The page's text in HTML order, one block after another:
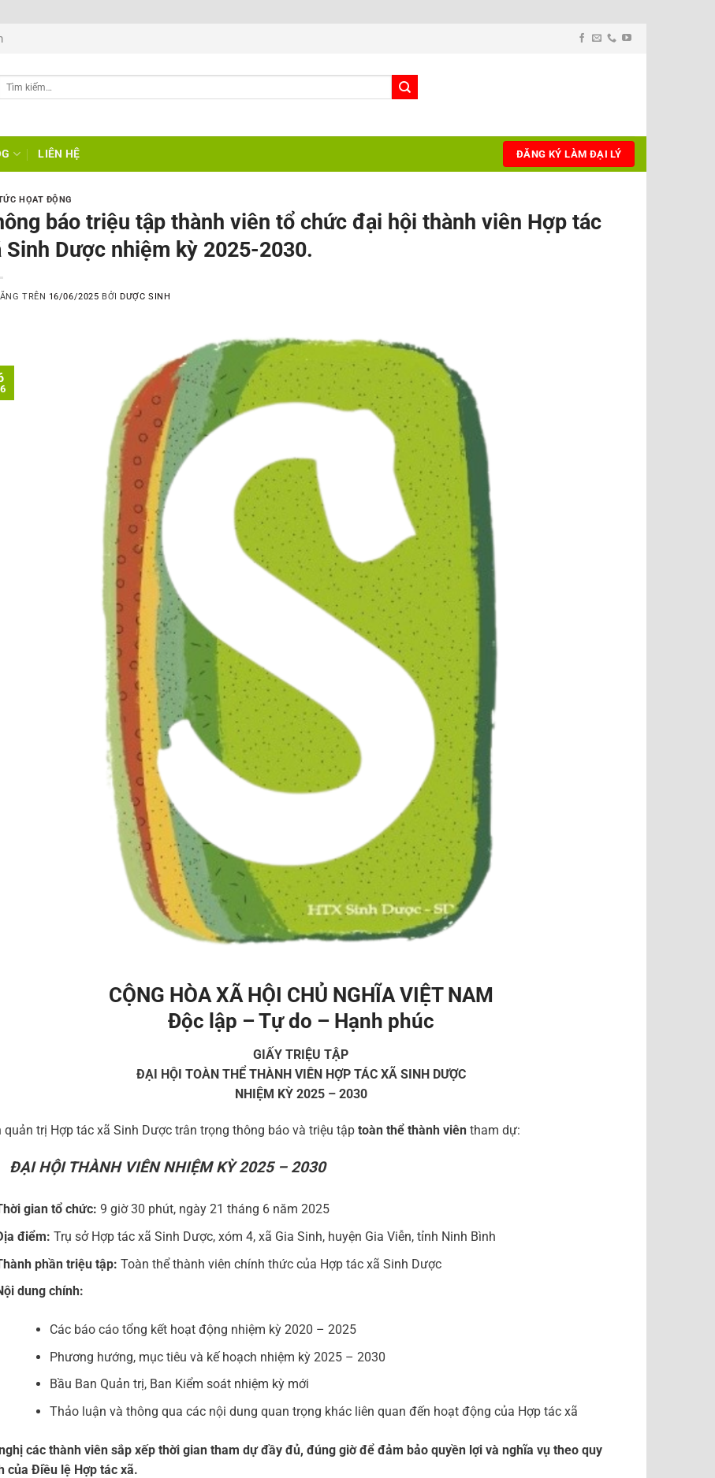
LIÊN HỆ ĐĂNG KÝ LÀM ĐẠI LÝ
HỌAT ĐỘNG
báo triệu tập thành viên tổ chức đại hội thành viên Hợp tác
Sinh Dược nhiệm kỳ 2025-2030.
TRÊN 16/06/2025 BỞIDƯỢC SINH
CỘNG HÒA XÃ HỘI CHỦ NGHĨA VIỆT NAM
Độc lập – Tự do – Hạnh phúc
GIẤY TRIỆU TẬP
ĐẠI HỘI TOÀN THỂ THÀNH VIÊN HỢP TÁC XÃ SINH DƯỢC
NHIỆM KỲ 2025 – 2030
quản trị Hợp tác xã Sinh Dược trân trọng thông báo và triệu tập toàn thể thành viêntham dự:
ĐẠI HỘI THÀNH VIÊN NHIỆM KỲ 2025 – 2030
gian tổ chức: 9 giờ 30 phút, ngày 21 tháng 6 năm 2025
điểm: Trụ sở Hợp tác xã Sinh Dược, xóm 4, xã Gia Sinh, huyện Gia Viễn, tỉnh Ninh Bình
phần triệu tập: Toàn thể thành viên chính thức của Hợp tác xã Sinh Dược
dung chính:
Các báo cáo tổng kết hoạt động nhiệm kỳ 2020 – 2025
Phương hướng, mục tiêu và kế hoạch nhiệm kỳ 2025 – 2030
Bầu Ban Quản trị, Ban Kiểm soát nhiệm kỳ mới
Thảo luận và thông qua các nội dung quan trọng khác liên quan đến hoạt động của Hợp tác xã
các thành viên sắp xếp thời gian tham dự đầy đủ, đúng giờ để đảm bảo quyền lợi và nghĩa vụ theo quy
của Điều lệ Hợp tác xã.